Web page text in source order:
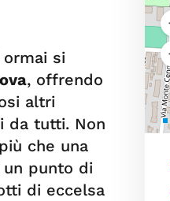
ormai si
, offrendo
altri
da tutti. Non
che una
punto di
di eccelsa